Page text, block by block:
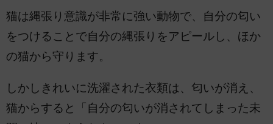
猫は縄張り意識が非常に強い動物で、自分の匂い
をつけることで自分の縄張りをアピールし、ほか
の猫から守ります。
しかしきれいに洗濯された衣類は、匂いが消え、
猫からすると「自分の匂いが消されてしまった未